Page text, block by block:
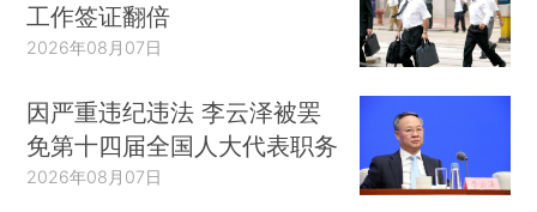
工作签证翻倍
2026年08月07日
因严重违纪违法 李云泽被罢
免第十四届全国人大代表职务
2026年08月07日